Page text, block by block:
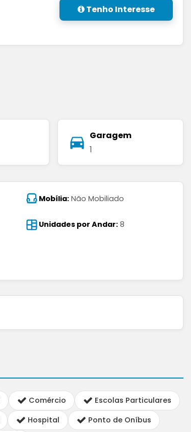
Tenho Interesse
Garagem
1
Mobília: Não Mobiliado
Unidades por Andar: 8
Comércio
Escolas Particulares
Hospital
Ponto de Oníbus